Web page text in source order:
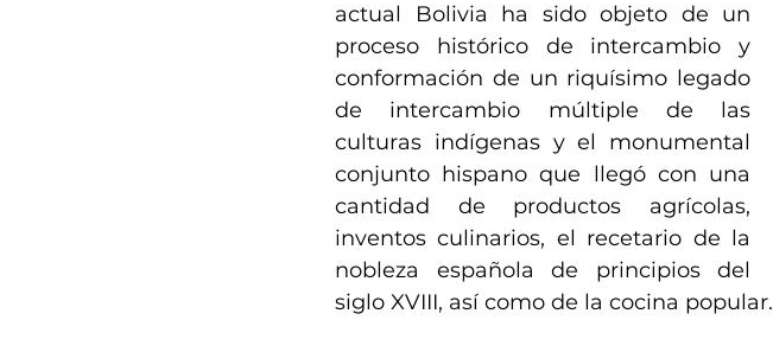
actual Bolivia ha sido objeto de un
proceso histórico de intercambio y
conformación de un riquísimo legado
de intercambio múltiple de las
culturas indígenas y el monumental
conjunto hispano que llegó con una
cantidad de productos agrícolas,
inventos culinarios, el recetario de la
nobleza española de principios del
siglo XVIII, así como de la cocina popular.